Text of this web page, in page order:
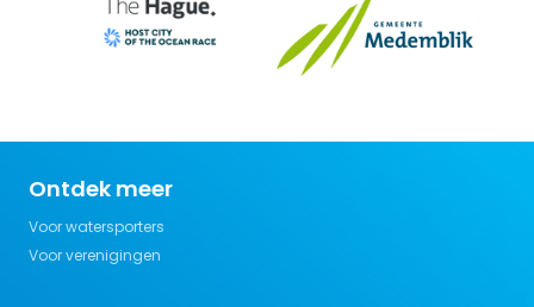
Ontdek meer
Voor watersporters
Voor verenigingen